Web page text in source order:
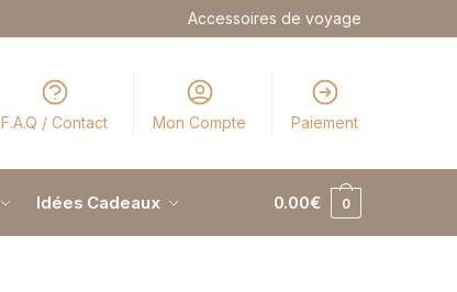
Accessoires de voyage
F.A.Q / Contact Mon Compte Paiement
Idées Cadeaux 0.00€ 0